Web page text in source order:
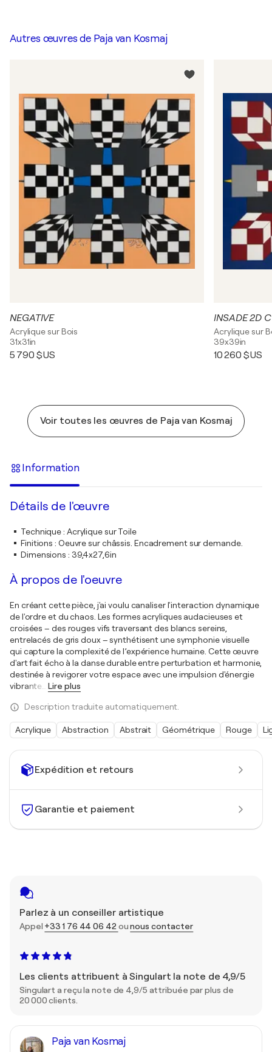
Expédition et retours
Garantie et paiement
Parlez à un conseiller artistique
Appel +33 1 76 44 06 42 ounous contacter
Les clients attribuent à Singulart la note de 4,9/5
Singulart a reçu la note de 4,9/5 attribuée par plus de
20 000 clients.
Paja van Kosmaj
Autres œuvres de Paja van Kosmaj
NEGATIVE
Acrylique sur Bois
31x31in
5 790 $US
INSADE 2D
Acrylique sur
39x39in
10 260 $US
Voir toutes les œuvres de Paja van Kosmaj
Information
Détails de l'œuvre
Technique: Acrylique sur Toile
Finitions : Oeuvre sur châssis. Encadrement sur demande.
Dimensions : 39,4x27,6in
À propos de l'oeuvre
En créant cette pièce, j'ai voulu canaliser l'interaction dynamique
de l'ordre et du chaos. Les formes acryliques audacieuses et
croisées – des rouges vifs traversant des blancs sereins,
entrelacés de gris doux – synthétisent une symphonie visuelle
qui capture la complexité de l’expérience humaine. Cette œuvre
d'art fait écho à la danse durable entre perturbation et harmonie,
destinée à revigorer votre espace avec une impulsion d'énergie
vibrante
Lire plus
Description traduite automatiquement.
Acrylique Abstraction Abstrait Géométrique Rouge